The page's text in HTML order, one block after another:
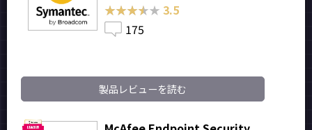
★★★★★
★★★★★ 3.5
175
製品レビューを読む